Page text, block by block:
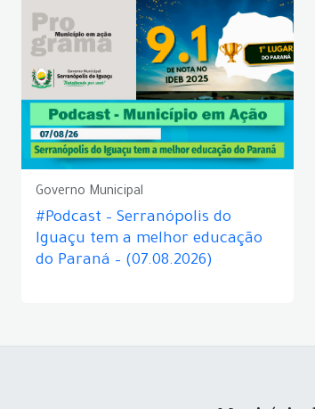
Governo Municipal
#Podcast – Serranópolis do
Iguaçu tem a melhor educação
do Paraná – (07.08.2026)